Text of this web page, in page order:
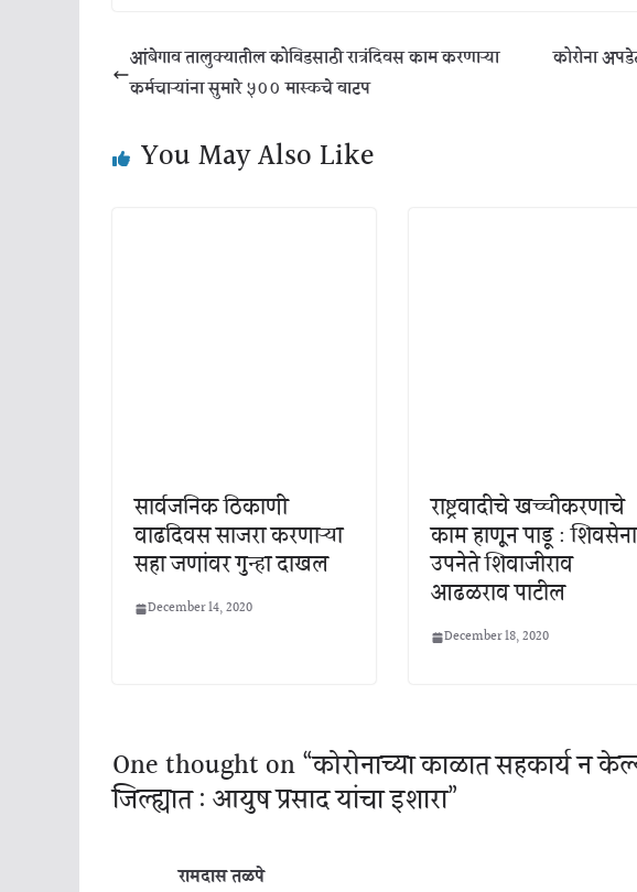
आंबेगाव तालुक्यातील कोविडसाठी रात्रंदिवस काम करणाऱ्या
कर्मचाऱ्यांना सुमारे ५०० मास्कचे वाटप
कोरोना
You May Also Like
सार्वजनिक ठिकाणी
वाढदिवस साजरा करणाऱ्या
सहा जणांवर गुन्हा दाखल
December 14, 2020
राष्ट्रवादीचे खच्चीकरणाचे
काम हाणून पाडू : शिवसेना
उपनेते शिवाजीराव
आढळराव पाटील
December 18, 2020
One thought on “कोरोनाच्या काळात सहकार्य न
जिल्ह्यात : आयुष प्रसाद यांचा इशारा”
रामदास तळपे